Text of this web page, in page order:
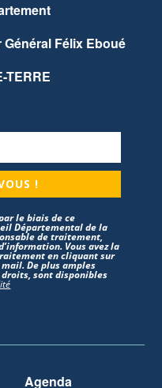
Félix Eboué
TERRE
!
le biais de ce
Départemental de la
de traitement,
Vous avez la
en cliquant sur
De plus amples
sont disponibles
Agenda